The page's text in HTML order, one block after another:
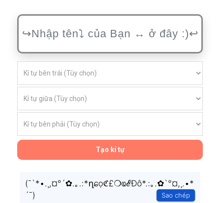
Tạo kí tự
(¯`*•.¸,¤°´✿.｡.:*ղɕọℭ£❍ҩℰĐô*.:｡.✿`°¤,¸.•*
´¯)
Sao chép